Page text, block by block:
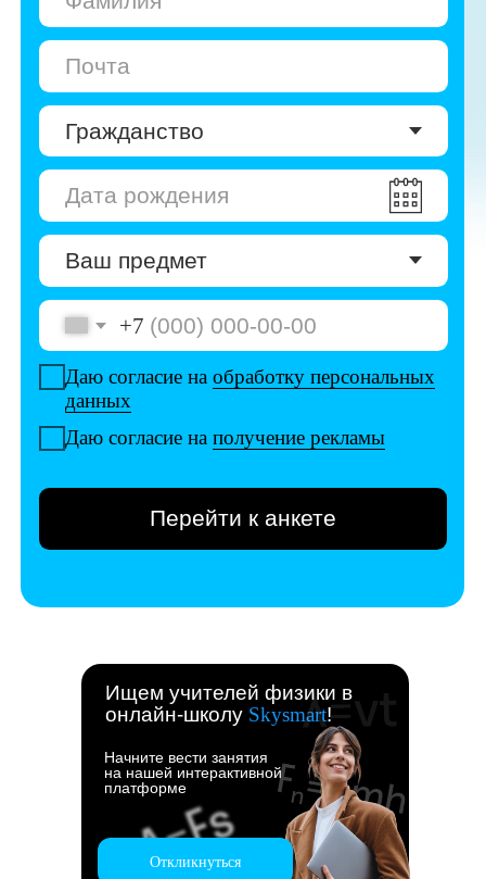
Даю согласие наобработку персональных
Даю согласие наполучение рекламы
Перейти к анкете
Ищем учителей физики в
онлайн-школу Skysmart!
Начните вести занятия
на нашей интерактивной
платформе
Откликнуться